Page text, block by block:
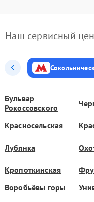
Наш сервисный
Бульвар
Рокоссовского
Красносельская
Лубянка
Кропоткинская
Воробьёвы горы